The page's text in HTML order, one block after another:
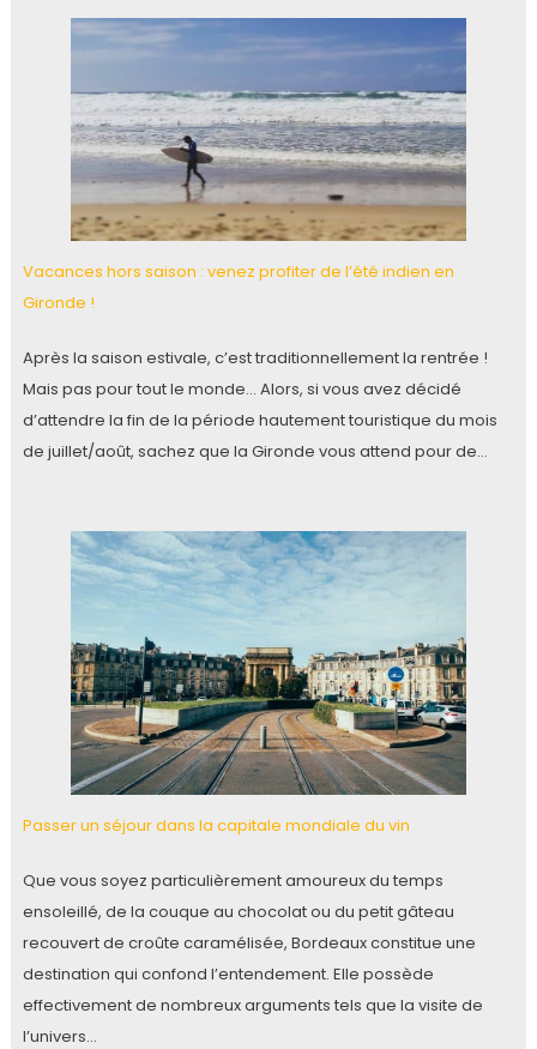
Vacances hors saison : venez profiter de l’été indien en
Gironde !
Après la saison estivale, c’est traditionnellement la rentrée !
Mais pas pour tout le monde… Alors, si vous avez décidé
d’attendre la fin de la période hautement touristique du mois
de juillet/août, sachez que la Gironde vous attend pour de…
Passer un séjour dans la capitale mondiale du vin
Que vous soyez particulièrement amoureux du temps
ensoleillé, de la couque au chocolat ou du petit gâteau
recouvert de croûte caramélisée, Bordeaux constitue une
destination qui confond l’entendement. Elle possède
effectivement de nombreux arguments tels que la visite de
l’univers…